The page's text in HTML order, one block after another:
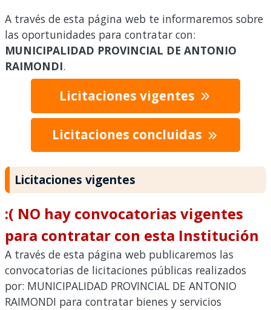
A través de esta página web te informaremos sobre
las oportunidades para contratar con:
MUNICIPALIDAD PROVINCIAL DE ANTONIO
RAIMONDI.
Licitaciones vigentes
Licitaciones concluidas
Licitaciones vigentes
:( NO hay convocatorias vigentes
para contratar con esta Institución
A través de esta página web publicaremos las
convocatorias de licitaciones públicas realizados
por: MUNICIPALIDAD PROVINCIAL DE ANTONIO
RAIMONDI para contratar bienes y servicios